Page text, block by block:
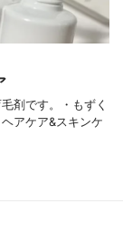
剤です。・もずく
アケア&スキンケ